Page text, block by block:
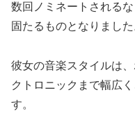
数回ノミネートされる
固たるものとなりました
彼女の音楽スタイルは
クトロニックまで幅広
す。